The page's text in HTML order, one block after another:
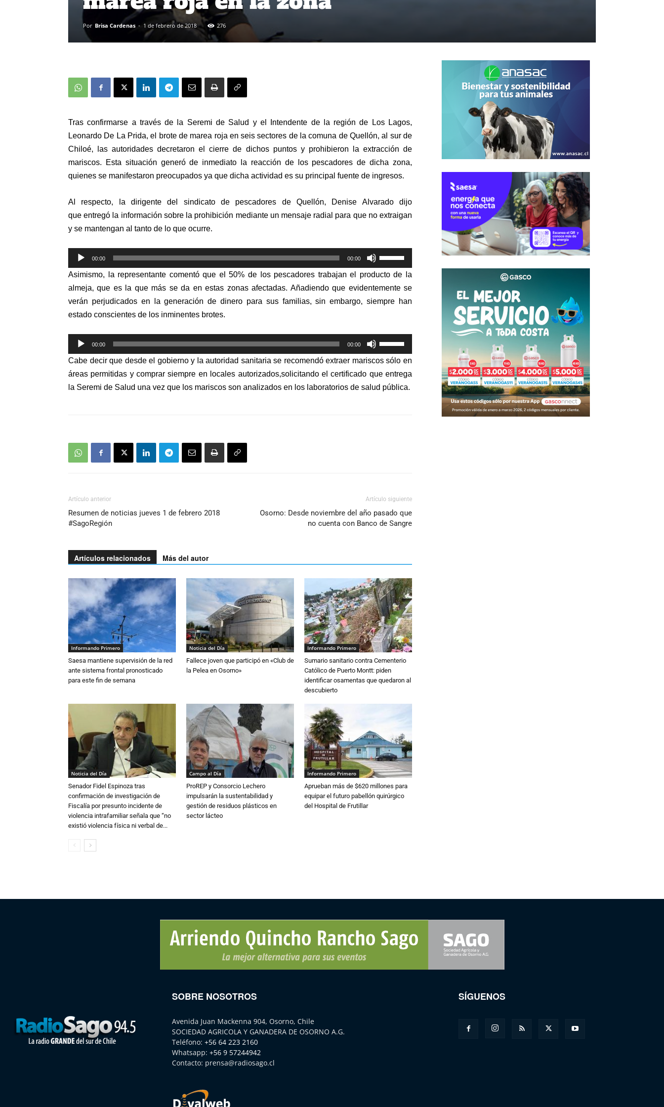
Por Brisa Cardenas - 1 de febrero de 2018 276
Tras confirmarse a través de la Seremi de Salud y el Intendente de la región de Los Lagos,
Leonardo De La Prida, el brote de marea roja en seis sectores de la comuna de Quellón, al sur de
Chiloé, las autoridades decretaron el cierre de dichos puntos y prohibieron la extracción de
mariscos. Esta situación generó de inmediato la reacción de los pescadores de dicha zona,
quienes se manifestaron preocupados ya que dicha actividad es su principal fuente de ingresos.
Al respecto, la dirigente del sindicato de pescadores de Quellón, Denise Alvarado dijo
que entregó la información sobre la prohibición mediante un mensaje radial para que no extraigan
y se mantengan al tanto de lo que ocurre.
Reproductor
de
audio
00:00 00:00
las
teclas
de
flecha
aumentar
o
disminuir
el
Asimismo, la representante comentó que el 50% de los pescadores trabajan el producto de la
almeja, que es la que más se da en estas zonas afectadas. Añadiendo que evidentemente se
verán perjudicados en la generación de dinero para sus familias, sin embargo, siempre han
estado conscientes de los inminentes brotes.
Reproductor
de
audio
00:00 00:00
las
teclas
de
flecha
Cabe decir que desde el gobierno y la autoridad sanitaria se recomendó extraer mariscos sólo en
áreas permitidas y comprar siempre en locales autorizados,solicitando el certificado que entrega
la Seremi de Salud una vez que los mariscos son analizados en los laboratorios de salud pública.
Artículo anterior
Resumen de noticias jueves 1 de febrero 2018
#SagoRegión
Artículo siguiente
Osorno: Desde noviembre del año pasado que
no cuenta con Banco de Sangre
Artículos relacionados Más del autor
Informando Primero
Saesa mantiene supervisión de la red
ante sistema frontal pronosticado
para este fin de semana
Noticia del Día
Fallece joven que participó en «Club de
la Pelea en Osorno»
Informando Primero
Sumario sanitario contra Cementerio
Católico de Puerto Montt: piden
identificar osamentas que quedaron al
descubierto
Noticia del Día
Senador Fidel Espinoza tras
confirmación de investigación de
Fiscalía por presunto incidente de
violencia intrafamiliar señala que “no
existió violencia física ni verbal de...
Campo al Día
ProREP y Consorcio Lechero
impulsarán la sustentabilidad y
gestión de residuos plásticos en
sector lácteo
Informando Primero
Aprueban más de $620 millones para
equipar el futuro pabellón quirúrgico
del Hospital de Frutillar
SOBRE NOSOTROS
Avenida Juan Mackenna 904, Osorno, Chile
SOCIEDAD AGRICOLA Y GANADERA DE OSORNO A.G.
Teléfono: +56 64 223 2160
Whatsapp: +56 9 57244942
Contacto: prensa@radiosago.cl
SÍGUENOS